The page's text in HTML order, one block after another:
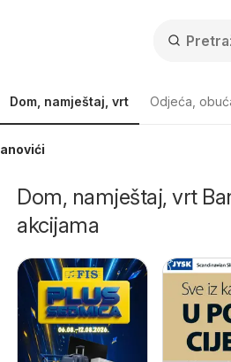
Dom, namještaj, vrt Odjeća,
Dom, namještaj, vrt
akcijama